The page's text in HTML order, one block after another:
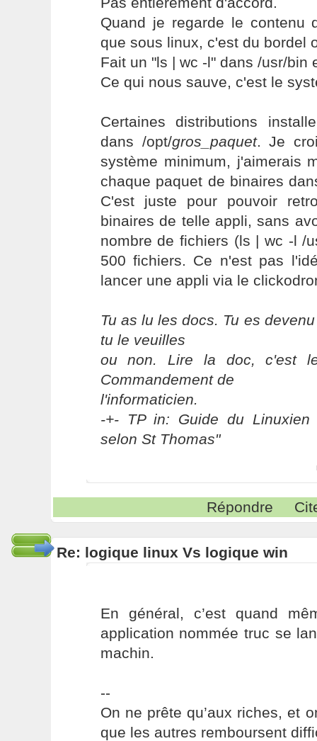
Quand je regarde le contenu
que sous linux, c'est du bordel
Fait un "ls | wc -l" dans /usr/bin
Ce qui nous sauve, c'est le
Certaines distributions
dans /opt/gros_paquet. Je
système minimum, j'aimerais
chaque paquet de binaires
C'est juste pour pouvoir
binaires de telle appli, sans
nombre de fichiers (ls | wc -l /
500 fichiers. Ce n'est pas
lancer une appli via le
Tu as lu les docs. Tu es
tu le veuilles
ou non. Lire la doc, c'est
Commandement de
l'informaticien.
-+- TP in: Guide du Linuxien
selon St Thomas"
Répondre
Re: logique linux Vs logique win
En général, c’est quand
application nommée truc se
machin.
--
On ne prête qu’aux riches, et
que les autres remboursent